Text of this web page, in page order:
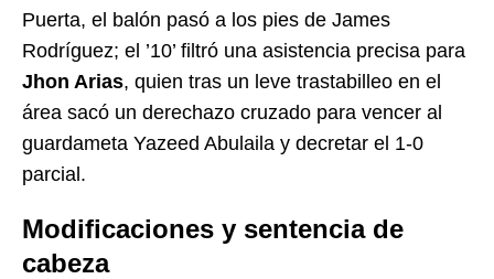
Puerta, el balón pasó a los pies de James
Rodríguez; el ’10’ filtró una asistencia precisa para
Jhon Arias, quien tras un leve trastabilleo en el
área sacó un derechazo cruzado para vencer al
guardameta Yazeed Abulaila y decretar el 1-0
parcial.
Modificaciones y sentencia de
cabeza